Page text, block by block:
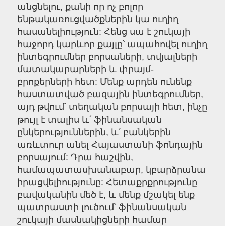
անցնելու, քանի որ ոչ բոլոր
ենթակառուցվածքներին կա ուղիղ
հասանելիություն: Հենց սա է շուկայի
հաջորդ կարևոր քայլը՝ ապահովել ուղիղ
ինտեգրումներ բորսաների, տվյալների
մատակարարների և փրայմ-
բրոքերների հետ: Մենք արդեն ունենք
հաստատված բազային ինտեգրումներ,
այդ թվում՝ տեղական բորսայի հետ, ինչը
թույլ է տալիս և՛ ֆինանսական
ընկերություններին, և՛ բանկերին
առևտուր անել Հայաստանի ֆոնդային
բորսայում: Դրա հաշվին,
համապատասխանաբար, կբարձրանա
իրացվելիությունը: Հետաքրքրությունը
բավականին մեծ է, և մենք մշակել ենք
պատրաստի լուծում՝ ֆինանսական
շուկայի մասնակիցների համար